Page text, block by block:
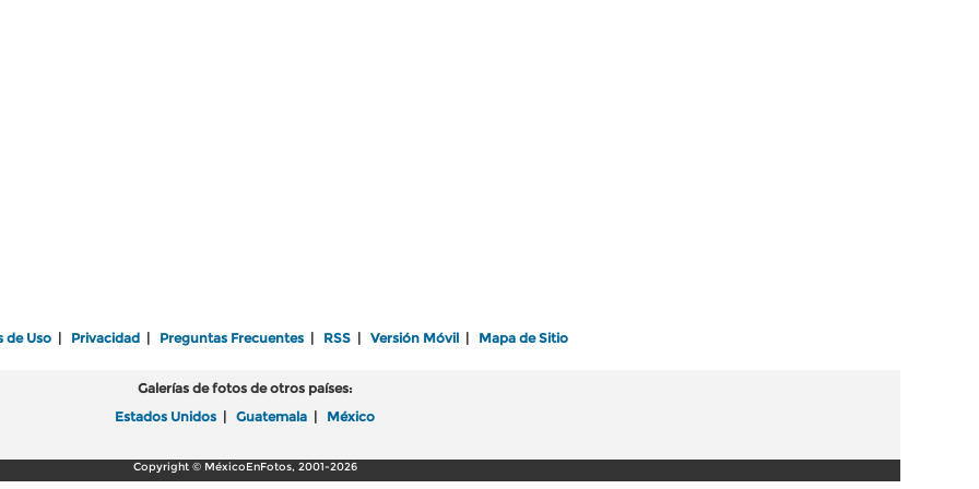
de Uso Privacidad Preguntas Frecuentes RSS Versión Móvil Mapa de Sitio
Galerías de fotos de otros países:
Estados Unidos
Guatemala México
Copyright © MéxicoEnFotos, 2001-2026